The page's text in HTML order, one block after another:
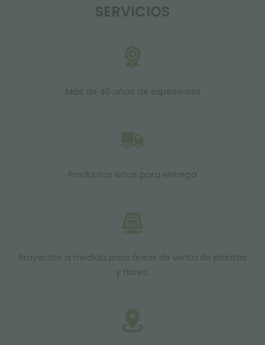
SERVICIOS
Más de 40 años de experiencia
Productos listos para entrega
Proyectos a medida para áreas de venta de plantas
y flores.